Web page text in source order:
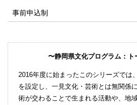
事前申込制
〜静岡県文化プログラム：ト
2016年度に始まったこのシリーズでは
を設定し、一見文化・芸術とは無関係
術が交わることで生まれる活動や、地